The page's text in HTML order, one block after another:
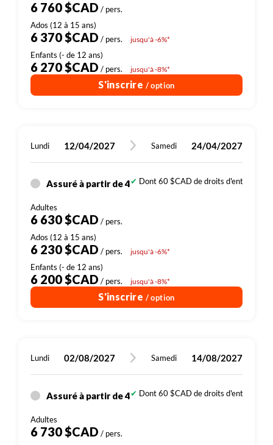
6 760 $CAD / pers.
6 370 $CAD / pers. jusqu'à -6%*
6 270 $CAD / pers. jusqu'à -8%*
S'inscrire / option
Lundi 12/04/2027 Samedi 24/04/2027
Assuré à partir de 4 Dont 60 $CAD de droits d'entrée
6 630 $CAD / pers.
6 230 $CAD / pers. jusqu'à -6%*
6 200 $CAD / pers. jusqu'à -8%*
S'inscrire / option
Lundi 02/08/2027 Samedi 14/08/2027
Assuré à partir de 4 Dont 60 $CAD de droits d'entrée
6 730 $CAD / pers.